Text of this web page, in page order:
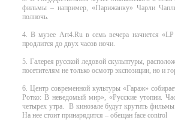
фильмы – например, «Парижанку» Чарли
полночь.
4. В музее Art4.Ru в семь вечера начнется
продлится до двух часов ночи.
5. Галерея русской ледовой скульптуры,
посетителям не только осмотр экспозиции, но и
6. Центр современной культуры «Гараж»
Ротко: В неведомый мир», «Русские утопии.
четырех утра. В кинозале будут крутить
На нее стоит принарядится – обещан face control